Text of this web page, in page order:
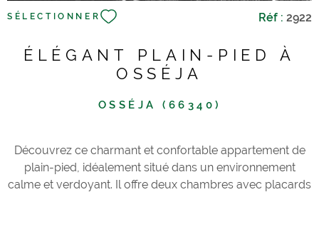
SÉLECTIONNER Réf : 2922
ÉLÉGANT PLAIN-PIED À
OSSÉJA
OSSÉJA (66340)
Découvrez ce charmant et confortable appartement de
plain-pied, idéalement situé dans un environnement
calme et verdoyant. Il offre deux chambres avec placards